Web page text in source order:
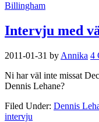
Billingham
Intervju med
2011-01-31 by Annika 4
Ni har väl inte missat
Dennis Lehane?
Filed Under: Dennis
intervju